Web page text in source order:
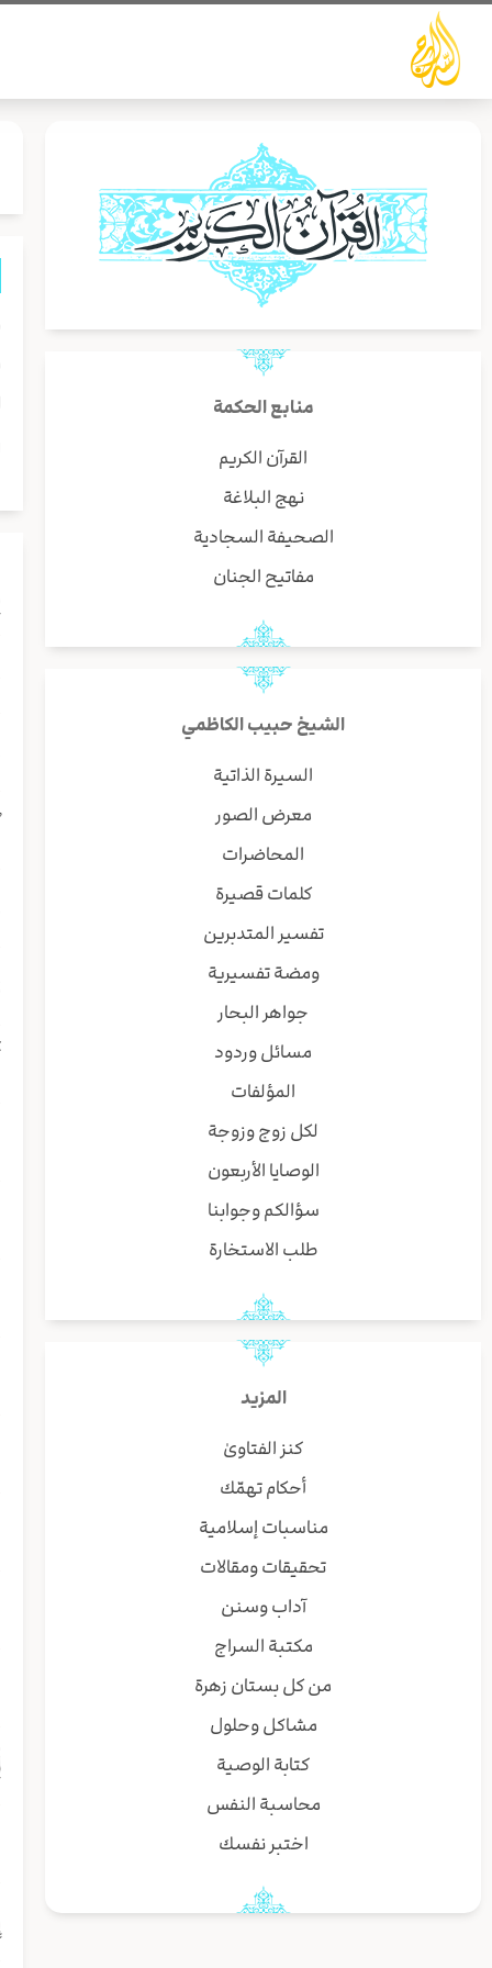
تخطي
المحتوى
منابع الحكمة
القرآن الكريم
نهج البلاغة
الصحيفة السجادية
مفاتيح الجنان
الشيخ حبيب الكاظمي
السيرة الذاتية
معرض الصور
المحاضرات
كلمات قصيرة
تفسير المتدبرين
ومضة تفسيرية
جواهر البحار
مسائل وردود
المؤلفات
لكل زوج وزوجة
الوصايا الأربعون
سؤالكم وجوابنا
طلب الاستخارة
المزيد
كنز الفتاوىٰ
أحكام تهمّك
مناسبات إسلامية
تحقيقات ومقالات
آداب وسنن
مكتبة السراج
من كل بستان زهرة
مشاكل وحلول
كتابة الوصية
محاسبة النفس
اختبر نفسك